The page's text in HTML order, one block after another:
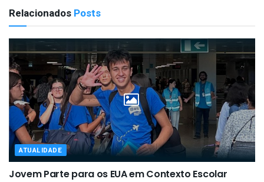
Relacionados Posts
ATUALIDADE
Jovem Parte para os EUA em Contexto Escolar